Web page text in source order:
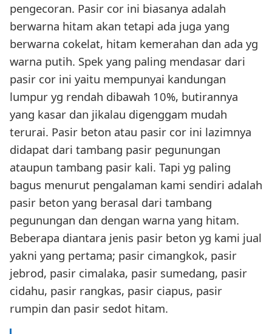
pengecoran. Pasir cor ini biasanya adalah
berwarna hitam akan tetapi ada juga yang
berwarna cokelat, hitam kemerahan dan ada yg
warna putih. Spek yang paling mendasar dari
pasir cor ini yaitu mempunyai kandungan
lumpur yg rendah dibawah 10%, butirannya
yang kasar dan jikalau digenggam mudah
terurai. Pasir beton atau pasir cor ini lazimnya
didapat dari tambang pasir pegunungan
ataupun tambang pasir kali. Tapi yg paling
bagus menurut pengalaman kami sendiri adalah
pasir beton yang berasal dari tambang
pegunungan dan dengan warna yang hitam.
Beberapa diantara jenis pasir beton yg kami jual
yakni yang pertama; pasir cimangkok, pasir
jebrod, pasir cimalaka, pasir sumedang, pasir
cidahu, pasir rangkas, pasir ciapus, pasir
rumpin dan pasir sedot hitam.